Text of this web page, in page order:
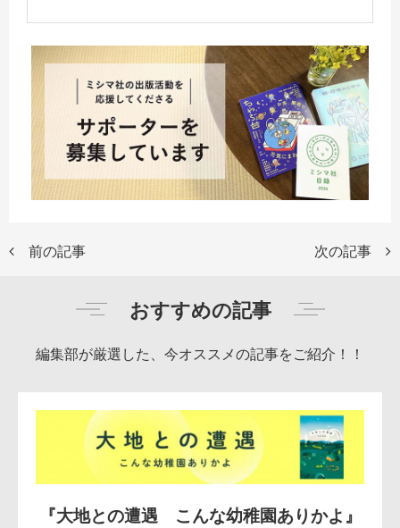
前の記事 次の記事
おすすめの記事
編集部が厳選した、今オススメの記事をご紹介！！
『大地との遭遇 こんな幼稚園ありかよ』